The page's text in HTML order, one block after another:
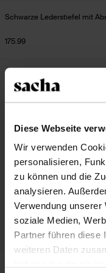
Diese Webseite
Wir verwenden
personalisieren,
zu können und die
analysieren.
Verwendung
soziale Medien,
Partner führen diese
weiteren Daten
Schwarze Lederstiefel mit
175.99
Schwarze Slingbackpumps